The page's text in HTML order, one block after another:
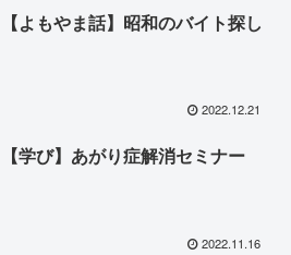
【よもやま話】昭和のバイト探し
2022.12.21
【学び】あがり症解消セミナー
2022.11.16